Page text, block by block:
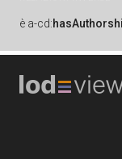
è a-cd: